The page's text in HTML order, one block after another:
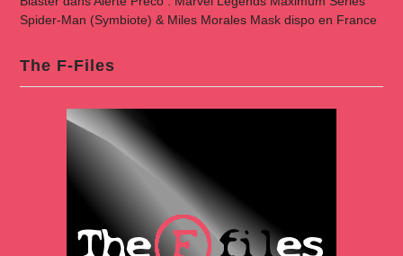
Spider-Man (Symbiote) & Miles Morales Mask dispo en France
The F-Files